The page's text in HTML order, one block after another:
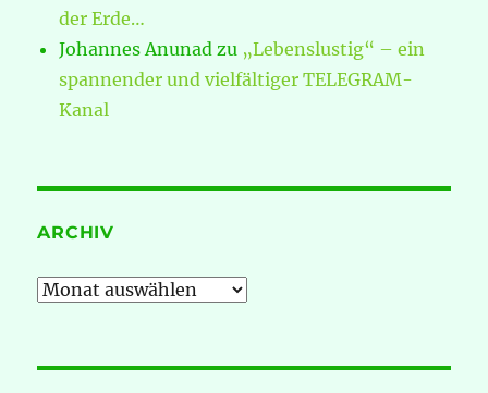
der Erde…
Johannes Anunad zu „Lebenslustig“ – ein
spannender und vielfältiger TELEGRAM-
Kanal
ARCHIV
Archiv